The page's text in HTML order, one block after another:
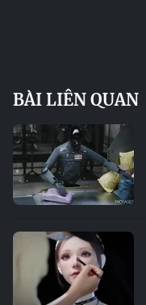
BÀI LIÊN QUAN